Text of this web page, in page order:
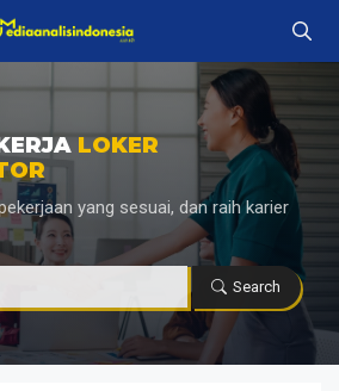
LOKER
yang sesuai, dan raih karier
Search